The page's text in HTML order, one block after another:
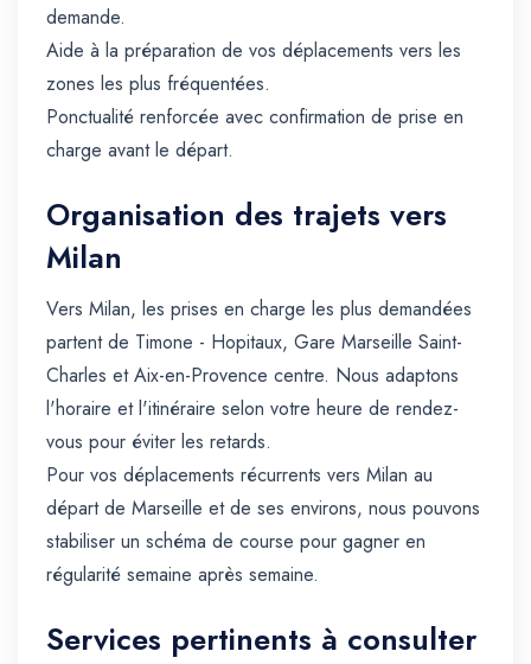
demande.
Aide à la préparation de vos déplacements vers les
zones les plus fréquentées.
Ponctualité renforcée avec confirmation de prise en
charge avant le départ.
Organisation des trajets vers
Milan
Vers Milan, les prises en charge les plus demandées
partent de Timone - Hopitaux, Gare Marseille Saint-
Charles et Aix-en-Provence centre. Nous adaptons
l'horaire et l'itinéraire selon votre heure de rendez-
vous pour éviter les retards.
Pour vos déplacements récurrents vers Milan au
départ de Marseille et de ses environs, nous pouvons
stabiliser un schéma de course pour gagner en
régularité semaine après semaine.
Services pertinents à consulter